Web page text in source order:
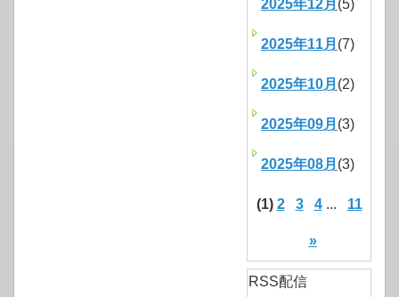
2025年12月 (5)
2025年11月 (7)
2025年10月 (2)
2025年09月 (3)
2025年08月 (3)
(1) 2 3 4... 11
»
RSS配信